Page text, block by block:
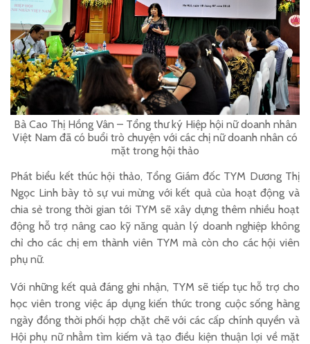
Bà Cao Thị Hồng Vân – Tổng thư ký Hiệp hội nữ doanh nhân
Việt Nam đã có buổi trò chuyện với các chị nữ doanh nhân có
mặt trong hội thảo
Phát biểu kết thúc hội thảo, Tổng Giám đốc TYM Dương Thị
Ngọc Linh bày tỏ sự vui mừng với kết quả của hoạt động và
chia sẻ trong thời gian tới TYM sẽ xây dựng thêm nhiều hoạt
động hỗ trợ nâng cao kỹ năng quản lý doanh nghiệp không
chỉ cho các chị em thành viên TYM mà còn cho các hội viên
phụ nữ.
Với những kết quả đáng ghi nhận, TYM sẽ tiếp tục hỗ trợ cho
học viên trong việc áp dụng kiến thức trong cuộc sống hàng
ngày đồng thời phối hợp chặt chẽ với các cấp chính quyền và
Hội phụ nữ nhằm tìm kiếm và tạo điều kiện thuận lợi về mặt